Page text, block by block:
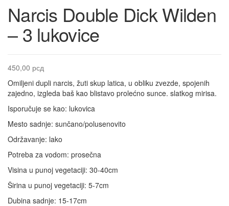
Narcis Double Dick Wilden
– 3 lukovice
450,00 рсд
Omiljeni dupli narcis, žuti skup latica, u obliku zvezde, spojenih
zajedno, izgleda baš kao blistavo prolećno sunce. slatkog mirisa.
Isporučuje se kao: lukovica
Mesto sadnje: sunčano/polusenovito
Održavanje: lako
Potreba za vodom: prosečna
Visina u punoj vegetaciji: 30-40cm
Širina u punoj vegetaciji: 5-7cm
Dubina sadnje: 15-17cm